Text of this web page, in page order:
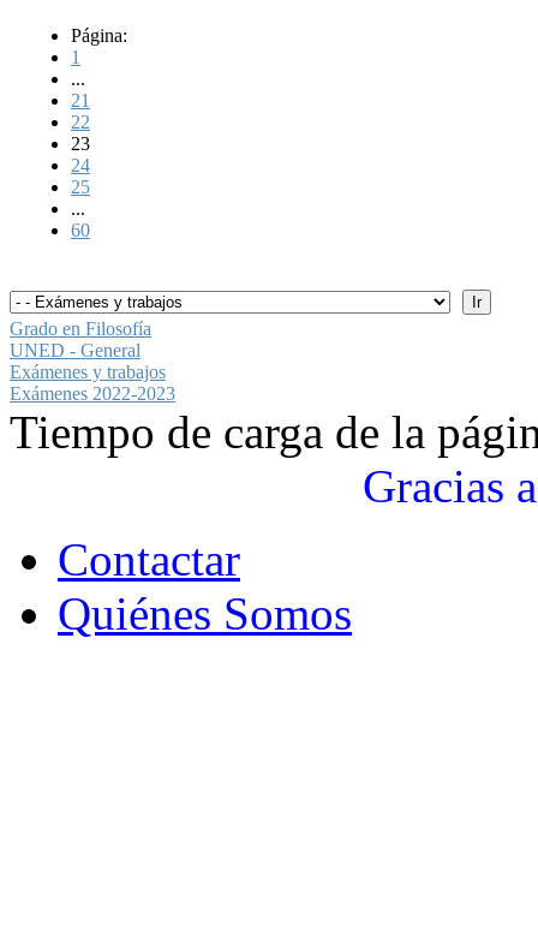
Página:
1
...
21
22
23
24
25
...
60
Grado en Filosofía
UNED - General
Exámenes y trabajos
Exámenes 2022-2023
Tiempo de carga de la
Gracias a
Contactar
Quiénes Somos